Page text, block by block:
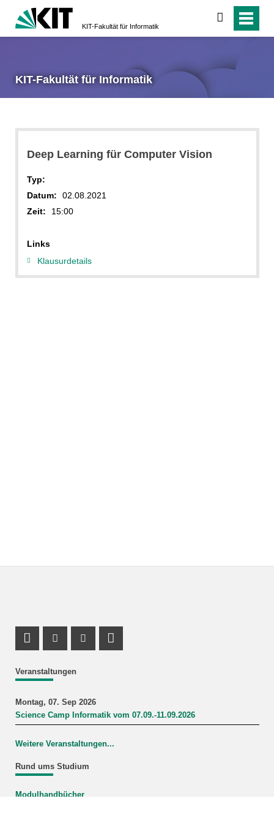
KIT-Fakultät für Informatik
suchen
KIT-Fakultät für Informatik
Deep Learning für Computer Vision
Typ:
Datum:
02.08.2021
Zeit:
15:00
Links
Klausurdetails
Veranstaltungen
Montag, 07. Sep 2026
Science Camp Informatik vom 07.09.-11.09.2026
Weitere Veranstaltungen...
Rund ums Studium
Modulhandbücher
Profil Mastodon
Instagram Profil
Youtube Profil
LinkedIn Profil